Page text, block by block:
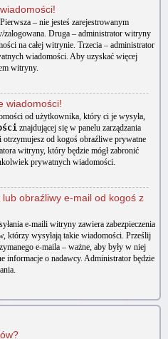
– nie jesteś zarejestrowanym
Druga – administrator witryny
na całej witrynie. Trzecia – administrator
wiadomości. Aby uzyskać więcej
witryny.
wiadomości!
od użytkownika, który ci je wysyła,
znajdującej się w panelu zarządzania
otrzymujesz od kogoś obraźliwe prywatne
witryny, który będzie mógł zabronić
prywatnych wiadomości.
lub obraźliwy e-mail od kogoś z
e-maili witryny zawiera zabezpieczenia
którzy wysyłają takie wiadomości. Prześlij
e-maila – ważne, aby były w niej
informacje o nadawcy. Administrator będzie